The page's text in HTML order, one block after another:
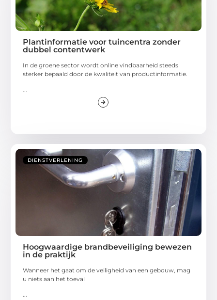
Plantinformatie voor tuincentra zonder
dubbel contentwerk
In de groene sector wordt online vindbaarheid steeds
sterker bepaald door de kwaliteit van productinformatie.
DIENSTVERLENING
Hoogwaardige brandbeveiliging bewezen
in de praktijk
Wanneer het gaat om de veiligheid van een gebouw, mag
u niets aan het toeval